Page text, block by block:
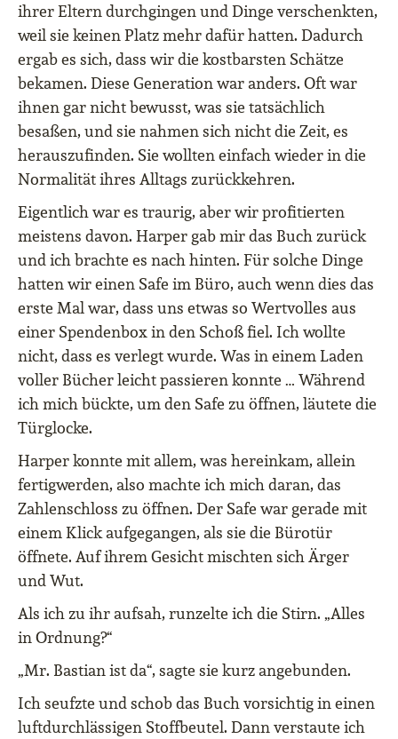
ihrer Eltern durchgingen und Dinge verschenkten,
weil sie keinen Platz mehr dafür hatten. Dadurch
ergab es sich, dass wir die kostbarsten Schätze
bekamen. Diese Generation war anders. Oft war
ihnen gar nicht bewusst, was sie tatsächlich
besaßen, und sie nahmen sich nicht die Zeit, es
herauszufinden. Sie wollten einfach wieder in die
Normalität ihres Alltags zurückkehren.
Eigentlich war es traurig, aber wir profitierten
meistens davon. Harper gab mir das Buch zurück
und ich brachte es nach hinten. Für solche Dinge
hatten wir einen Safe im Büro, auch wenn dies das
erste Mal war, dass uns etwas so Wertvolles aus
einer Spendenbox in den Schoß fiel. Ich wollte
nicht, dass es verlegt wurde. Was in einem Laden
voller Bücher leicht passieren konnte … Während
ich mich bückte, um den Safe zu öffnen, läutete die
Türglocke.
Harper konnte mit allem, was hereinkam, allein
fertigwerden, also machte ich mich daran, das
Zahlenschloss zu öffnen. Der Safe war gerade mit
einem Klick aufgegangen, als sie die Bürotür
öffnete. Auf ihrem Gesicht mischten sich Ärger
und Wut.
Als ich zu ihr aufsah, runzelte ich die Stirn. „Alles
in Ordnung?“
„Mr. Bastian ist da“, sagte sie kurz angebunden.
Ich seufzte und schob das Buch vorsichtig in einen
luftdurchlässigen Stoffbeutel. Dann verstaute ich